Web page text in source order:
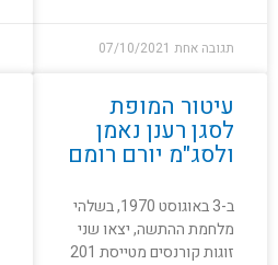
תגובה אחת 07/10/2021
עיטור המופת
לסגן רענן נאמן
ולסג"מ יורם רומם
ב-3 באוגוסט 1970, בשלהי
מלחמת ההתשה, יצאו שני
זוגות קורנסים מטייסת 201